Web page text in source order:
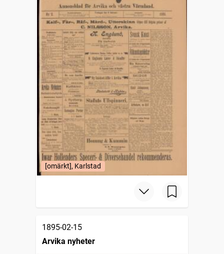
[omärkt], Karlstad
1895-02-15
Arvika nyheter